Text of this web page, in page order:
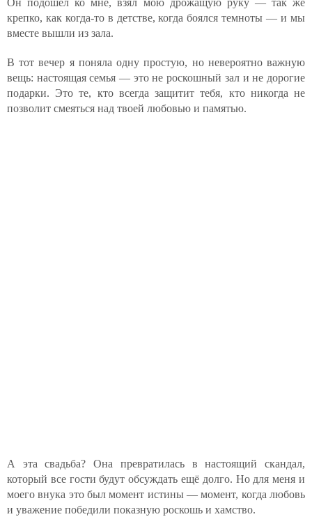
Он подошёл ко мне, взял мою дрожащую руку — так же
крепко, как когда-то в детстве, когда боялся темноты — и мы
вместе вышли из зала.
В тот вечер я поняла одну простую, но невероятно важную
вещь: настоящая семья — это не роскошный зал и не дорогие
подарки. Это те, кто всегда защитит тебя, кто никогда не
позволит смеяться над твоей любовью и памятью.
А эта свадьба? Она превратилась в настоящий скандал,
который все гости будут обсуждать ещё долго. Но для меня и
моего внука это был момент истины — момент, когда любовь
и уважение победили показную роскошь и хамство.